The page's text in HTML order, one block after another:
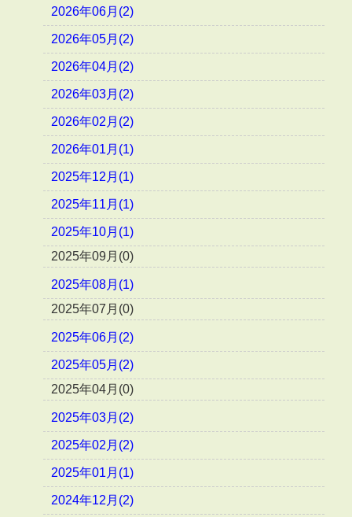
2026年06月(2)
2026年05月(2)
2026年04月(2)
2026年03月(2)
2026年02月(2)
2026年01月(1)
2025年12月(1)
2025年11月(1)
2025年10月(1)
2025年09月(0)
2025年08月(1)
2025年07月(0)
2025年06月(2)
2025年05月(2)
2025年04月(0)
2025年03月(2)
2025年02月(2)
2025年01月(1)
2024年12月(2)